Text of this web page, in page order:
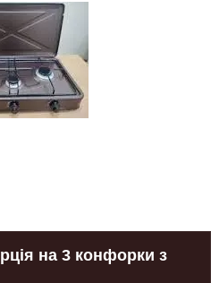
на 3 конфорки з